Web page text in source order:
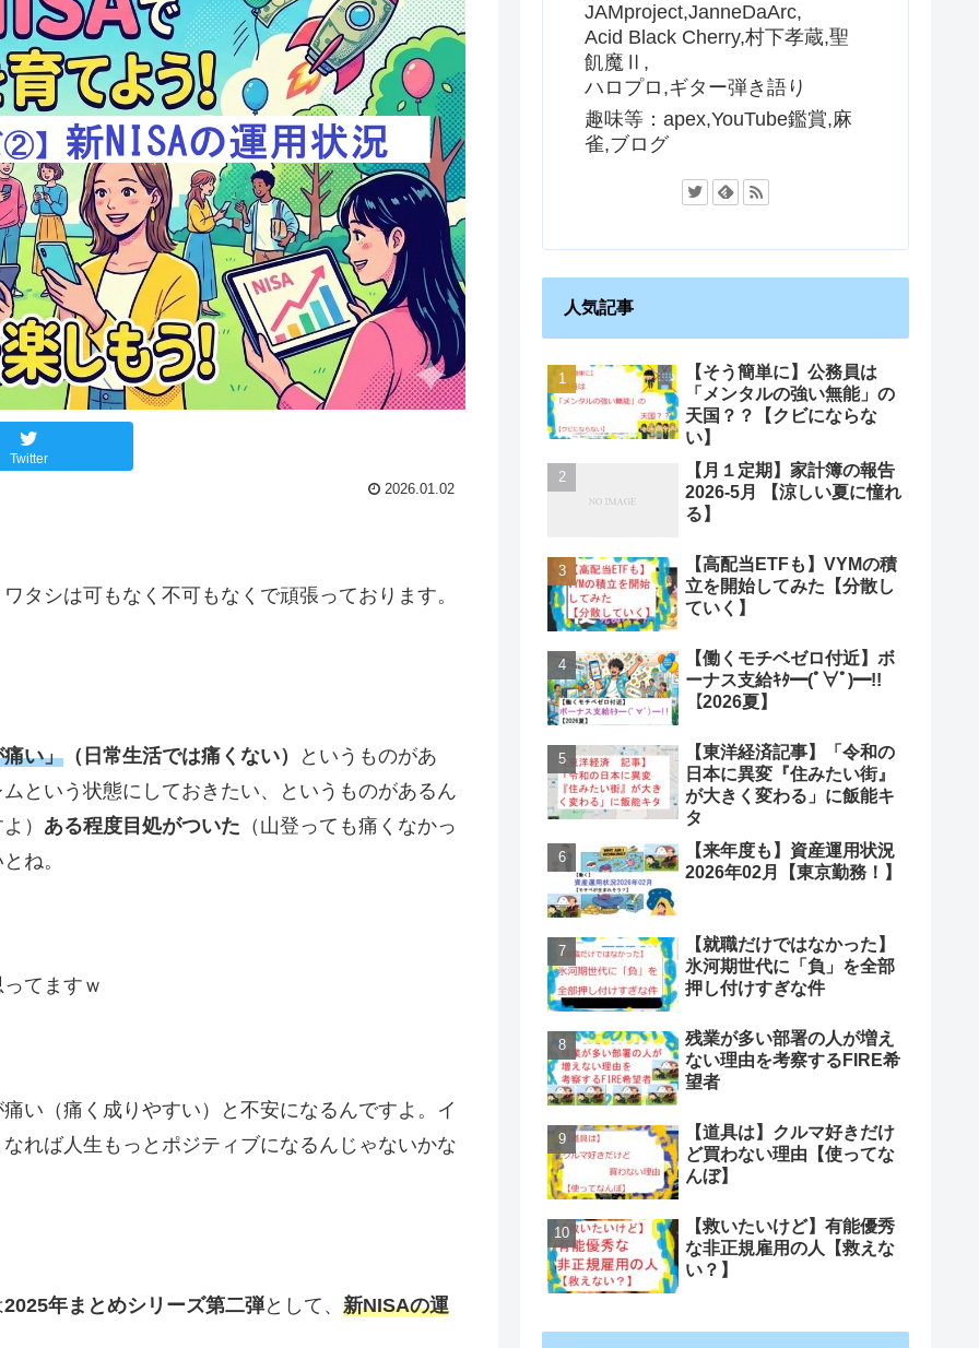
Twitter
2026.01.02
タシは可もなく不可もなくで頑張っております。
い」 （日常生活では痛くない）
というものがあ
という状態にしておきたい、というものがあるん
） ある程度目処がついた （山登っても痛くなかっ
ね。
てますｗ
い（痛く成りやすい）と不安になるんですよ。イ
れば人生もっとポジティブになるんじゃないかな
2025年まとめシリーズ第二弾として、 新NISAの運
JAMproject,JanneDaArc,
Acid Black Cherry,村下孝蔵,聖
飢魔Ⅱ,
ハロプロ,ギター弾き語り
趣味等：apex,YouTube鑑賞,麻
雀,ブログ
人気記事
【そう簡単に】公務員は
「メンタルの強い無能」の
天国？？【クビにならな
い】
【月１定期】家計簿の報告
2026-5月 【涼しい夏に憧れ
る】
【高配当ETFも】VYMの積
立を開始してみた【分散し
ていく】
【働くモチベゼロ付近】ボ
ーナス支給ｷﾀ━(ﾟ∀ﾟ)━!!
【2026夏】
【東洋経済記事】「令和の
日本に異変『住みたい街』
が大きく変わる」に飯能キ
タ
【来年度も】資産運用状況
2026年02月【東京勤務！】
【就職だけではなかった】
氷河期世代に「負」を全部
押し付けすぎな件
残業が多い部署の人が増え
ない理由を考察するFIRE希
望者
【道具は】クルマ好きだけ
ど買わない理由【使ってな
んぼ】
【救いたいけど】有能優秀
な非正規雇用の人【救えな
い？】